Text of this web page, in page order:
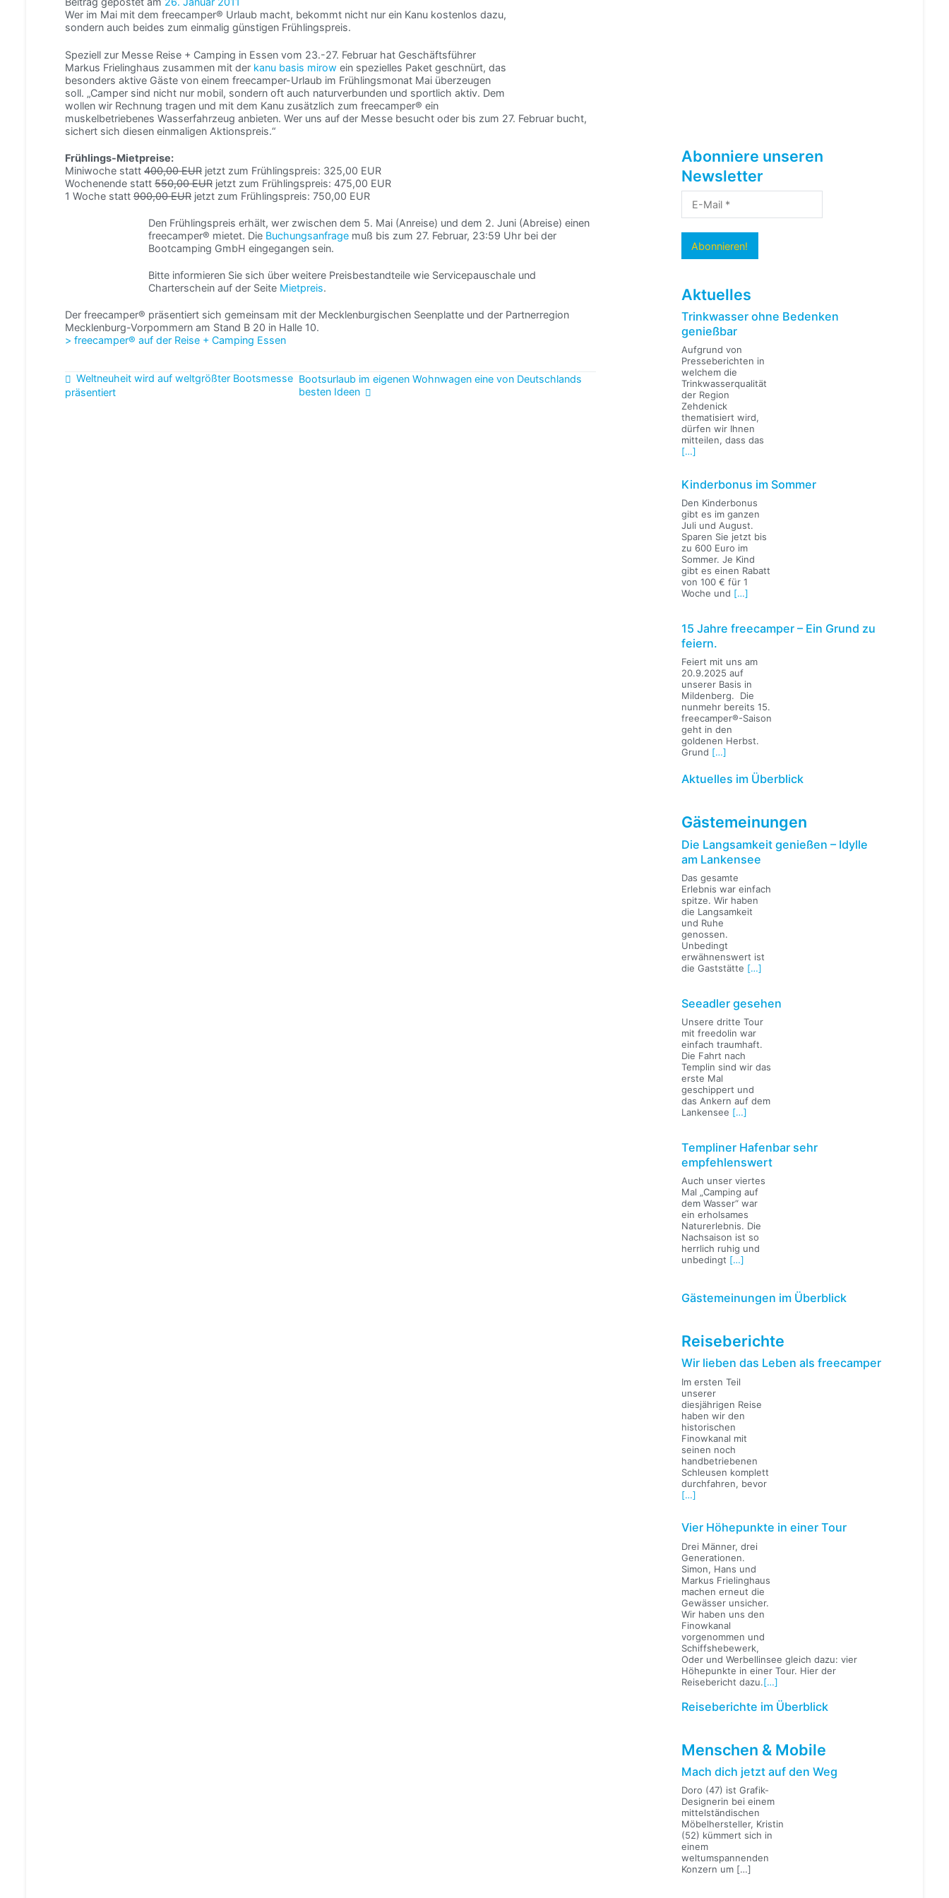
Wer im Mai mit dem freecamper® Urlaub macht, bekommt nicht nur ein Kanu kostenlos dazu,
sondern auch beides zum einmalig günstigen Frühlingspreis.
Speziell zur Messe Reise + Camping in Essen vom 23.-27. Februar hat Geschäftsführer
Markus Frielinghaus zusammen mit der kanu basis mirow ein spezielles Paket geschnürt, das
besonders aktive Gäste von einem freecamper-Urlaub im Frühlingsmonat Mai überzeugen
soll. „Camper sind nicht nur mobil, sondern oft auch naturverbunden und sportlich aktiv. Dem
wollen wir Rechnung tragen und mit dem Kanu zusätzlich zum freecamper® ein
muskelbetriebenes Wasserfahrzeug anbieten. Wer uns auf der Messe besucht oder bis zum 27. Februar bucht,
sichert sich diesen einmaligen Aktionspreis.“
Frühlings-Mietpreise:
Miniwoche statt 400,00 EUR jetzt zum Frühlingspreis: 325,00 EUR
Wochenende statt 550,00 EUR jetzt zum Frühlingspreis: 475,00 EUR
1 Woche statt 900,00 EUR jetzt zum Frühlingspreis: 750,00 EUR
Den Frühlingspreis erhält, wer zwischen dem 5. Mai (Anreise) und dem 2. Juni (Abreise) einen
freecamper® mietet. Die Buchungsanfragemuß bis zum 27. Februar, 23:59 Uhr bei der
Bootcamping GmbH eingegangen sein.
Bitte informieren Sie sich über weitere Preisbestandteile wie Servicepauschale und
Charterschein auf der Seite Mietpreis.
Der freecamper® präsentiert sich gemeinsam mit der Mecklenburgischen Seenplatte und der Partnerregion
Mecklenburg-Vorpommern am Stand B 20 in Halle 10.
> freecamper® auf der Reise + Camping Essen
Beitragsnavigation
Weltneuheit wird auf weltgrößter Bootsmesse
präsentiert
Bootsurlaub im eigenen Wohnwagen eine von Deutschlands
besten Ideen
Abonniere unseren
Newsletter
Aktuelles
Trinkwasser ohne Bedenken
genießbar
Aufgrund von
Presseberichten in
welchem die
Trinkwasserqualität
der Region
Zehdenick
thematisiert wird,
dürfen wir Ihnen
mitteilen, dass das
[…]
Kinderbonus im Sommer
Den Kinderbonus
gibt es im ganzen
Juli und August.
Sparen Sie jetzt bis
zu 600 Euro im
Sommer. Je Kind
gibt es einen Rabatt
von 100 € für 1
Woche und […]
15 Jahre freecamper – Ein Grund zu
feiern.
Feiert mit uns am
20.9.2025 auf
unserer Basis in
Mildenberg. Die
nunmehr bereits 15.
freecamper®-Saison
geht in den
goldenen Herbst.
Grund […]
Aktuelles im Überblick
Gästemeinungen
Die Langsamkeit genießen – Idylle
am Lankensee
Das gesamte
Erlebnis war einfach
spitze. Wir haben
die Langsamkeit
und Ruhe
genossen.
Unbedingt
erwähnenswert ist
die Gaststätte […]
Seeadler gesehen
Unsere dritte Tour
mit freedolin war
einfach traumhaft.
Die Fahrt nach
Templin sind wir das
erste Mal
geschippert und
das Ankern auf dem
Lankensee […]
Templiner Hafenbar sehr
empfehlenswert
Auch unser viertes
Mal „Camping auf
dem Wasser“ war
ein erholsames
Naturerlebnis. Die
Nachsaison ist so
herrlich ruhig und
unbedingt […]
Gästemeinungen im Überblick
Reiseberichte
Wir lieben das Leben als freecamper
Im ersten Teil
unserer
diesjährigen Reise
haben wir den
historischen
Finowkanal mit
seinen noch
handbetriebenen
Schleusen komplett
durchfahren, bevor
[…]
Vier Höhepunkte in einer Tour
Drei Männer, drei
Generationen.
Simon, Hans und
Markus Frielinghaus
machen erneut die
Gewässer unsicher.
Wir haben uns den
Finowkanal
vorgenommen und
Schiffshebewerk,
Oder und Werbellinsee gleich dazu: vier
Höhepunkte in einer Tour. Hier der
Reisebericht dazu.[…]
Reiseberichte im Überblick
Menschen & Mobile
Mach dich jetzt auf den Weg
Doro (47) ist Grafik-
Designerin bei einem
mittelständischen
Möbelhersteller, Kristin
(52) kümmert sich in
einem
weltumspannenden
Konzern um […]